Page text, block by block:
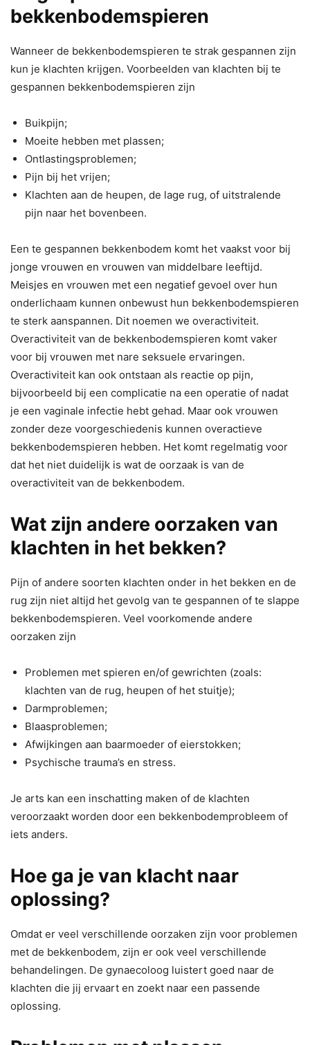
bekkenbodemspieren
Wanneer de bekkenbodemspieren te strak gespannen zijn
kun je klachten krijgen. Voorbeelden van klachten bij te
gespannen bekkenbodemspieren zijn
Buikpijn;
Moeite hebben met plassen;
Ontlastingsproblemen;
Pijn bij het vrijen;
Klachten aan de heupen, de lage rug, of uitstralende
pijn naar het bovenbeen.
Een te gespannen bekkenbodem komt het vaakst voor bij
jonge vrouwen en vrouwen van middelbare leeftijd.
Meisjes en vrouwen met een negatief gevoel over hun
onderlichaam kunnen onbewust hun bekkenbodemspieren
te sterk aanspannen. Dit noemen we overactiviteit.
Overactiviteit van de bekkenbodemspieren komt vaker
voor bij vrouwen met nare seksuele ervaringen.
Overactiviteit kan ook ontstaan als reactie op pijn,
bijvoorbeeld bij een complicatie na een operatie of nadat
je een vaginale infectie hebt gehad. Maar ook vrouwen
zonder deze voorgeschiedenis kunnen overactieve
bekkenbodemspieren hebben. Het komt regelmatig voor
dat het niet duidelijk is wat de oorzaak is van de
overactiviteit van de bekkenbodem.
Wat zijn andere oorzaken van
klachten in het bekken?
Pijn of andere soorten klachten onder in het bekken en de
rug zijn niet altijd het gevolg van te gespannen of te slappe
bekkenbodemspieren. Veel voorkomende andere
oorzaken zijn
Problemen met spieren en/of gewrichten (zoals:
klachten van de rug, heupen of het stuitje);
Darmproblemen;
Blaasproblemen;
Afwijkingen aan baarmoeder of eierstokken;
Psychische trauma’s en stress.
Je arts kan een inschatting maken of de klachten
veroorzaakt worden door een bekkenbodemprobleem of
iets anders.
Hoe ga je van klacht naar
oplossing?
Omdat er veel verschillende oorzaken zijn voor problemen
met de bekkenbodem, zijn er ook veel verschillende
behandelingen. De gynaecoloog luistert goed naar de
klachten die jij ervaart en zoekt naar een passende
oplossing.